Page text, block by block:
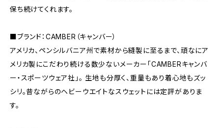
保ち続けてくれます。
■ブランド：CAMBER（キャンバー）
アメリカ、ペンシルバニア州で素材から縫製に至るまで、頑なにア
メリカ製にこだわり続ける数少ないメーカー「CAMBERキャンバ
ー・スポーツウェア社」。 生地も分厚く、重量もあり着心地もズッ
シリ。昔ながらのヘビーウエイトなスウェットには定評がありま
す。